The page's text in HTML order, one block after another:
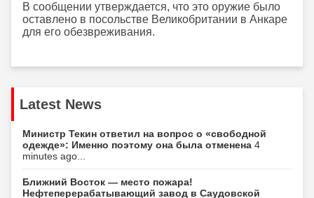
В сообщении утверждается, что это оружие было
оставлено в посольстве Великобритании в Анкаре
для его обезвреживания.
Latest News
Министр Текин ответил на вопрос о «свободной
одежде»: Именно поэтому она была отменена 4
minutes ago...
Ближний Восток — место пожара!
Нефтеперерабатывающий завод в Саудовской